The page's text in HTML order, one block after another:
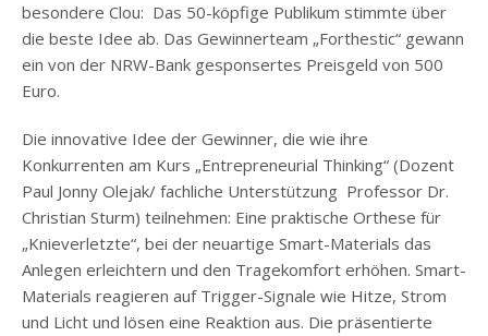
besondere Clou: Das 50-köpfige Publikum stimmte über
die beste Idee ab. Das Gewinnerteam „Forthestic“ gewann
ein von der NRW-Bank gesponsertes Preisgeld von 500
Euro.
Die innovative Idee der Gewinner, die wie ihre
Konkurrenten am Kurs „Entrepreneurial Thinking“ (Dozent
Paul Jonny Olejak/ fachliche Unterstützung Professor Dr.
Christian Sturm) teilnehmen: Eine praktische Orthese für
„Knieverletzte“, bei der neuartige Smart-Materials das
Anlegen erleichtern und den Tragekomfort erhöhen. Smart-
Materials reagieren auf Trigger-Signale wie Hitze, Strom
und Licht und lösen eine Reaktion aus. Die präsentierte